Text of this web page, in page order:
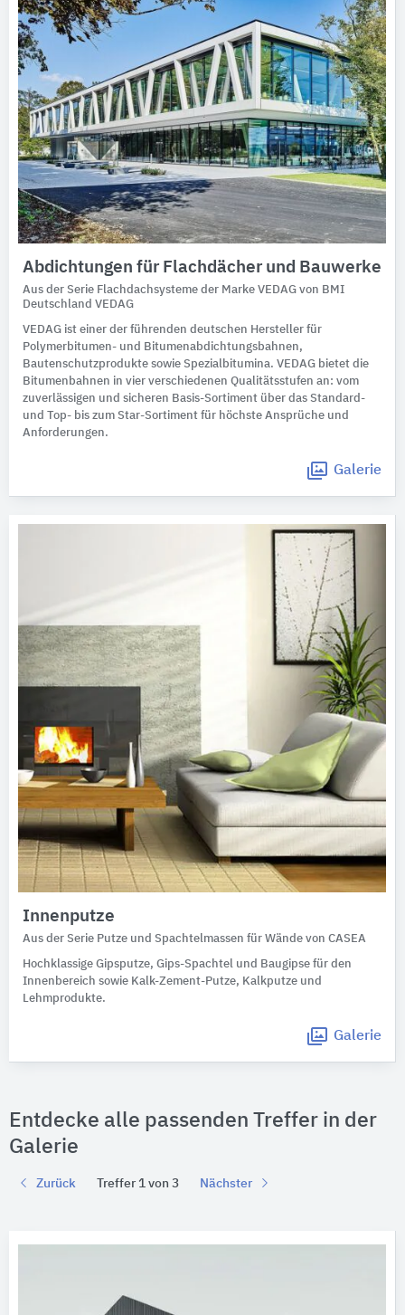
Abdichtungen für Flachdächer und Bauwerke
Aus der Serie Flachdachsysteme der Marke VEDAG von BMI
Deutschland VEDAG
VEDAG ist einer der führenden deutschen Hersteller für
Polymerbitumen- und Bitumenabdichtungsbahnen,
Bautenschutzprodukte sowie Spezialbitumina. VEDAG bietet die
Bitumenbahnen in vier verschiedenen Qualitätsstufen an: vom
zuverlässigen und sicheren Basis-Sortiment über das Standard-
und Top- bis zum Star-Sortiment für höchste Ansprüche und
Anforderungen.
Galerie
Innenputze
Aus der Serie Putze und Spachtelmassen für Wände von CASEA
Hochklassige Gipsputze, Gips-Spachtel und Baugipse für den
Innenbereich sowie Kalk-Zement-Putze, Kalkputze und
Lehmprodukte.
Galerie
Entdecke alle passenden Treffer in der
Galerie
Zurück Treffer 1 von 3 Nächster